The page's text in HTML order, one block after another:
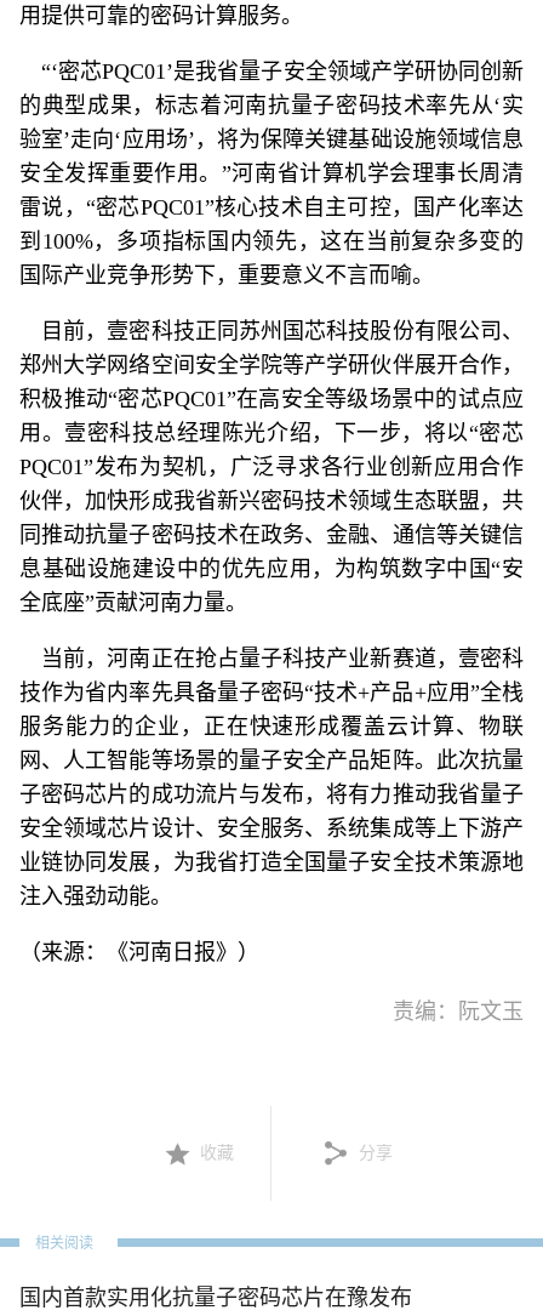
用提供可靠的密码计算服务。
“‘密芯PQC01’是我省量子安全领域产学研协同创新
的典型成果，标志着河南抗量子密码技术率先从‘实
验室’走向‘应用场’，将为保障关键基础设施领域信息
安全发挥重要作用。”河南省计算机学会理事长周清
雷说，“密芯PQC01”核心技术自主可控，国产化率达
到100%，多项指标国内领先，这在当前复杂多变的
国际产业竞争形势下，重要意义不言而喻。
目前，壹密科技正同苏州国芯科技股份有限公司、
郑州大学网络空间安全学院等产学研伙伴展开合作，
积极推动“密芯PQC01”在高安全等级场景中的试点应
用。壹密科技总经理陈光介绍，下一步，将以“密芯
PQC01”发布为契机，广泛寻求各行业创新应用合作
伙伴，加快形成我省新兴密码技术领域生态联盟，共
同推动抗量子密码技术在政务、金融、通信等关键信
息基础设施建设中的优先应用，为构筑数字中国“安
全底座”贡献河南力量。
当前，河南正在抢占量子科技产业新赛道，壹密科
技作为省内率先具备量子密码“技术+产品+应用”全栈
服务能力的企业，正在快速形成覆盖云计算、物联
网、人工智能等场景的量子安全产品矩阵。此次抗量
子密码芯片的成功流片与发布，将有力推动我省量子
安全领域芯片设计、安全服务、系统集成等上下游产
业链协同发展，为我省打造全国量子安全技术策源地
注入强劲动能。
（来源：《河南日报》）
责编：阮文玉
收藏 分享
相关阅读
国内首款实用化抗量子密码芯片在豫发布